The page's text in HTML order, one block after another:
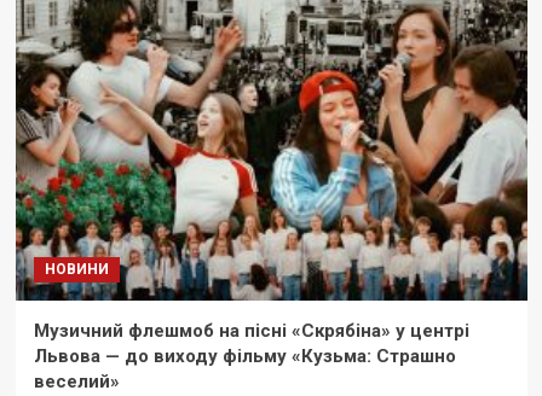
НОВИНИ
Музичний флешмоб на пісні «Скрябіна» у центрі
Львова — до виходу фільму «Кузьма: Страшно
веселий»